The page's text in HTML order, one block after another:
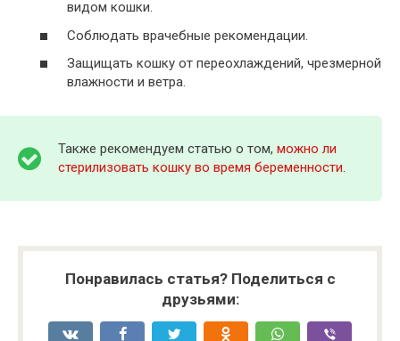
видом кошки.
Соблюдать врачебные рекомендации.
Защищать кошку от переохлаждений, чрезмерной
влажности и ветра.
Также рекомендуем статью о том, можно ли
стерилизовать кошку во время беременности.
Понравилась статья? Поделиться с
друзьями: